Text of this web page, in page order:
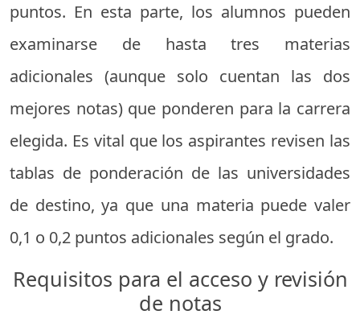
puntos. En esta parte, los alumnos pueden
examinarse de hasta tres materias
adicionales (aunque solo cuentan las dos
mejores notas) que ponderen para la carrera
elegida. Es vital que los aspirantes revisen las
tablas de ponderación de las universidades
de destino, ya que una materia puede valer
0,1 o 0,2 puntos adicionales según el grado.
Requisitos para el acceso y revisión
de notas